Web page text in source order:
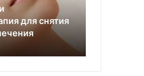
жизнь: Малышева
самые полезные ягоды